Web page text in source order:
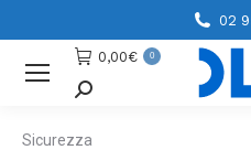
02
0,00€ 0
Cerca
Sicurezza